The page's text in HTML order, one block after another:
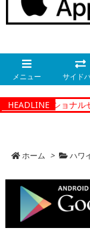
メニュー サイド
HEADLINE
ィーコレクショナル
ホーム > ハワ